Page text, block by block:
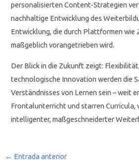
personalisierten Content-Strategien
nachhaltige Entwicklung des
Entwicklung, die durch Plattformen wie
maßgeblich vorangetrieben wird.
Der Blick in die Zukunft zeigt:
technologische Innovation werden die
Verständnisses von Lernen sein – weit
Frontalunterricht und starren Curricula,
intelligenter, maßgeschneiderter
← Entrada anterior